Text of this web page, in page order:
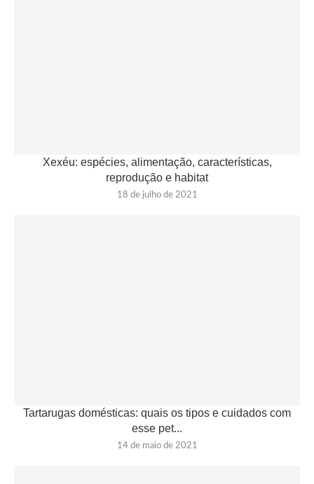
Xexéu: espécies, alimentação, características,
reprodução e habitat
18 de julho de 2021
Tartarugas domésticas: quais os tipos e cuidados com
esse pet...
14 de maio de 2021